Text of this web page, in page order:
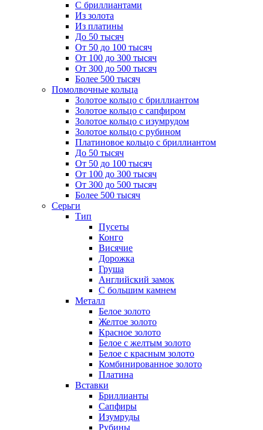
С бриллиантами
Из золота
Из платины
До 50 тысяч
От 50 до 100 тысяч
От 100 до 300 тысяч
От 300 до 500 тысяч
Более 500 тысяч
Помолвочные кольца
Золотое кольцо с бриллиантом
Золотое кольцо с сапфиром
Золотое кольцо с изумрудом
Золотое кольцо с рубином
Платиновое кольцо с бриллиантом
До 50 тысяч
От 50 до 100 тысяч
От 100 до 300 тысяч
От 300 до 500 тысяч
Более 500 тысяч
Серьги
Тип
Пусеты
Конго
Висячие
Дорожка
Груша
Английский замок
С большим камнем
Металл
Белое золото
Желтое золото
Красное золото
Белое с желтым золото
Белое с красным золото
Комбинированное золото
Платина
Вставки
Бриллианты
Сапфиры
Изумруды
Рубины